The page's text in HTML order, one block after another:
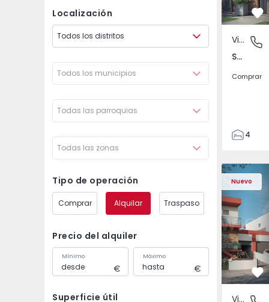
Localización
Todos los distritos
Todos los municipios
Todas las parroquias
Todas las zonas
Tipo de operación
Comprar Alquilar Traspaso
Precio del alquiler
Mínimo Máximo
Superficie útil
São
Vivienda Pareada
São João das Lampas e Terrugem, Lisboa
Comprar
4
135
193
240
Nuevo
Vivienda Pareada
Vivienda
Vivienda Pareada